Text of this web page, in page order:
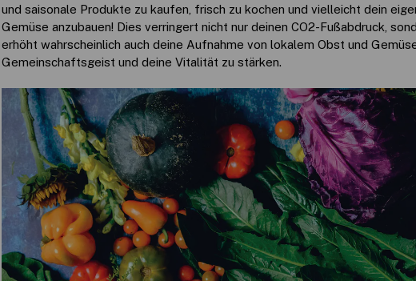
und saisonale Produkte zu kaufen, frisch zu kochen und vielleicht dein
Gemüse anzubauen! Dies verringert nicht nur deinen CO2-Fußabdruck,
erhöht wahrscheinlich auch deine Aufnahme von lokalem Obst und
Gemeinschaftsgeist und deine Vitalität zu stärken.